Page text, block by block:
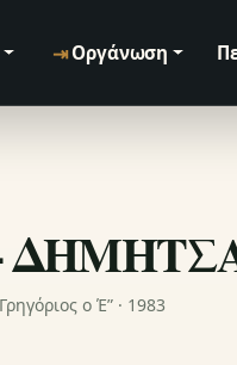
⇥ Οργάνωση
-
ο Έ” · 1983